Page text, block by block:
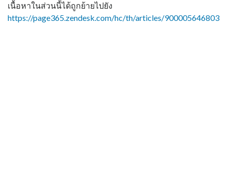
เนื้อหาในส่วนนี้ได้ถูกย้ายไปยัง
https://page365.zendesk.com/hc/th/articles/900005646803